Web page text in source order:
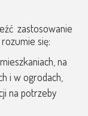
zastosowanie
się:
na
i w ogrodach,
na potrzeby